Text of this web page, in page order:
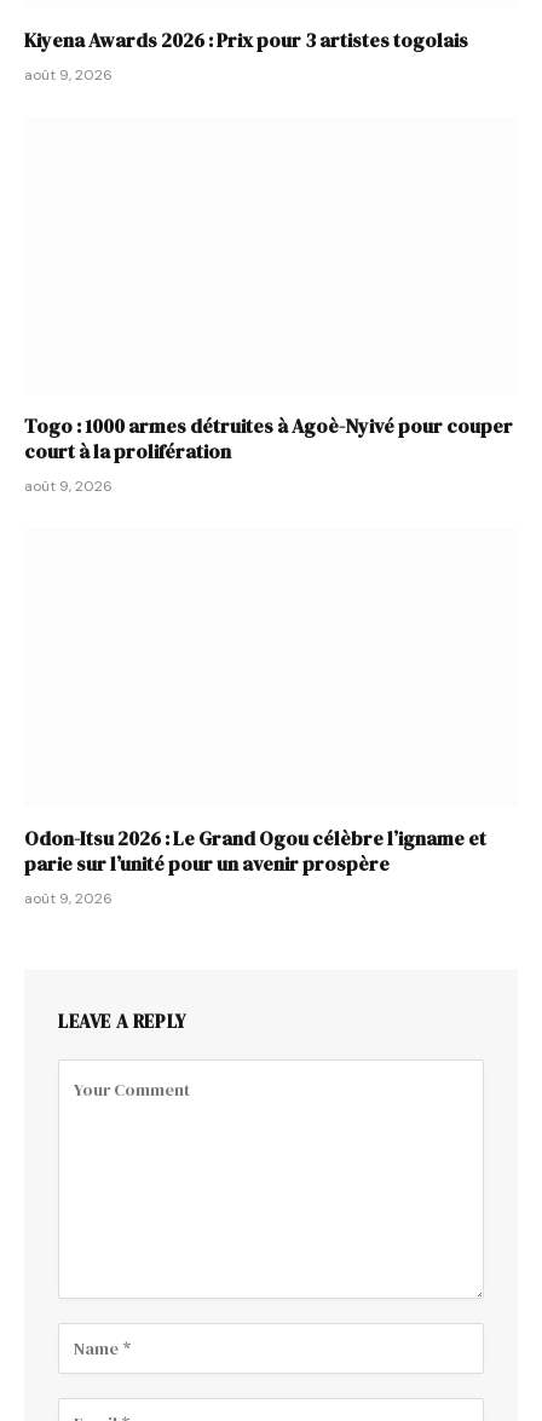
Kiyena Awards 2026 : Prix pour 3 artistes togolais
août 9, 2026
Togo : 1000 armes détruites à Agoè-Nyivé pour couper
court à la prolifération
août 9, 2026
Odon-Itsu 2026 : Le Grand Ogou célèbre l’igname et
parie sur l’unité pour un avenir prospère
août 9, 2026
LEAVE A REPLY